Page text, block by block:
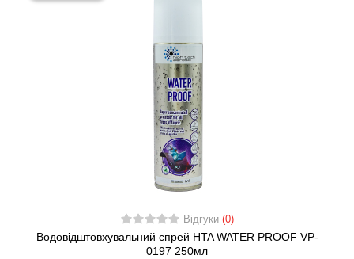
Відгуки (0)
Водовідштовхувальний спрей HTA WATER PROOF VP-
0197 250мл